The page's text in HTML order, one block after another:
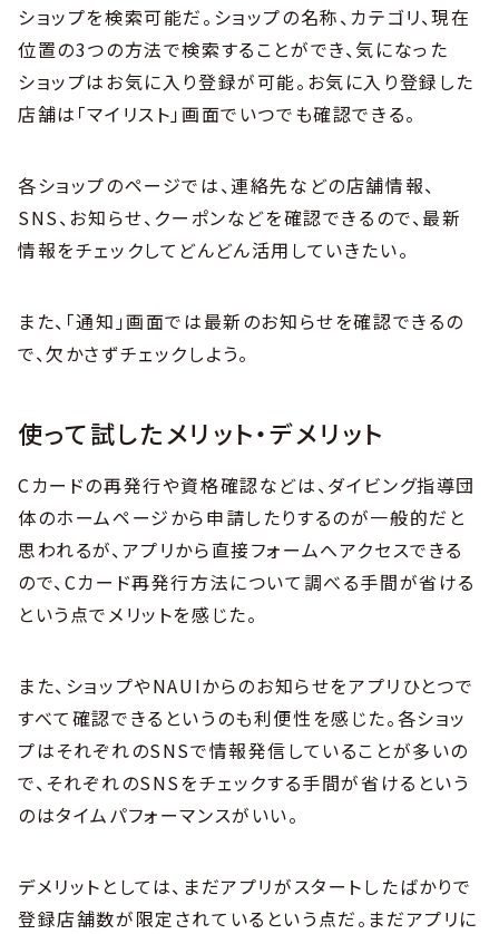
ショップを検索可能だ。ショップの名称、カテゴリ、現在
位置の3つの方法で検索することができ、気になった
ショップはお気に入り登録が可能。お気に入り登録した
店舗は「マイリスト」画面でいつでも確認できる。
各ショップのページでは、連絡先などの店舗情報、
SNS、お知らせ、クーポンなどを確認できるので、最新
情報をチェックしてどんどん活用していきたい。
また、「通知」画面では最新のお知らせを確認できるの
で、欠かさずチェックしよう。
使って試したメリット・デメリット
Cカードの再発行や資格確認などは、ダイビング指導団
体のホームページから申請したりするのが一般的だと
思われるが、アプリから直接フォームへアクセスできる
ので、Cカード再発行方法について調べる手間が省ける
という点でメリットを感じた。
また、ショップやNAUIからのお知らせをアプリひとつで
すべて確認できるというのも利便性を感じた。各ショッ
プはそれぞれのSNSで情報発信していることが多いの
で、それぞれのSNSをチェックする手間が省けるという
のはタイムパフォーマンスがいい。
デメリットとしては、まだアプリがスタートしたばかりで
登録店舗数が限定されているという点だ。まだアプリに